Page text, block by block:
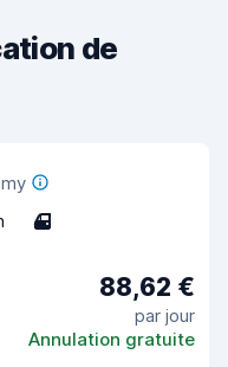
de
4
88,62 €
par jour
Annulation gratuite